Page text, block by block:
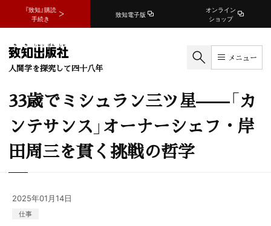
『致知』購読
手続き
致知電子版
オンライン
ショップ
人間学を探究して四十八年
メニュー
33歳でミシュラン三ツ星——「カ
ンテサンス」オーナーシェフ・岸
田周三を貫く挑戦の哲学
2025年01月14日
仕事